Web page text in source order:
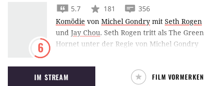
6
5.7 181
356
Komödie von Michel Gondry mit Seth Rogen
und Jay Chou. Seth Rogen tritt als The Green
Hornet unter der Regie von Michel Gondry
IM STREAM FILM VORMERKEN